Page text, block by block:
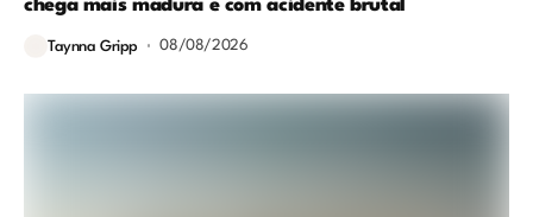
chega mais madura e com acidente brutal
Taynna Gripp 08/08/2026